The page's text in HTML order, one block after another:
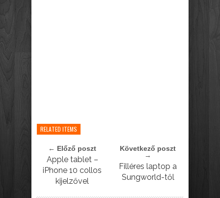
RELATED ITEMS
← Előző poszt
Apple tablet –
iPhone 10 collos
kijelzővel
Következő poszt
→
Filléres laptop a
Sungworld-től